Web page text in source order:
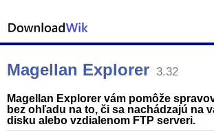
Magellan Explorer 3.32
Magellan Explorer vám pomôže
bez ohľadu na to, či sa nachádzajú na
disku alebo vzdialenom FTP serveri.